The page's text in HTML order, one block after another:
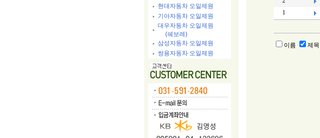
현대자동차 오일제원
기아자동차 오일제원
대우자동차 오일제원
(쉐보레)
삼성자동차 오일제원
쌍용자동차 오일제원
1
이름 제목